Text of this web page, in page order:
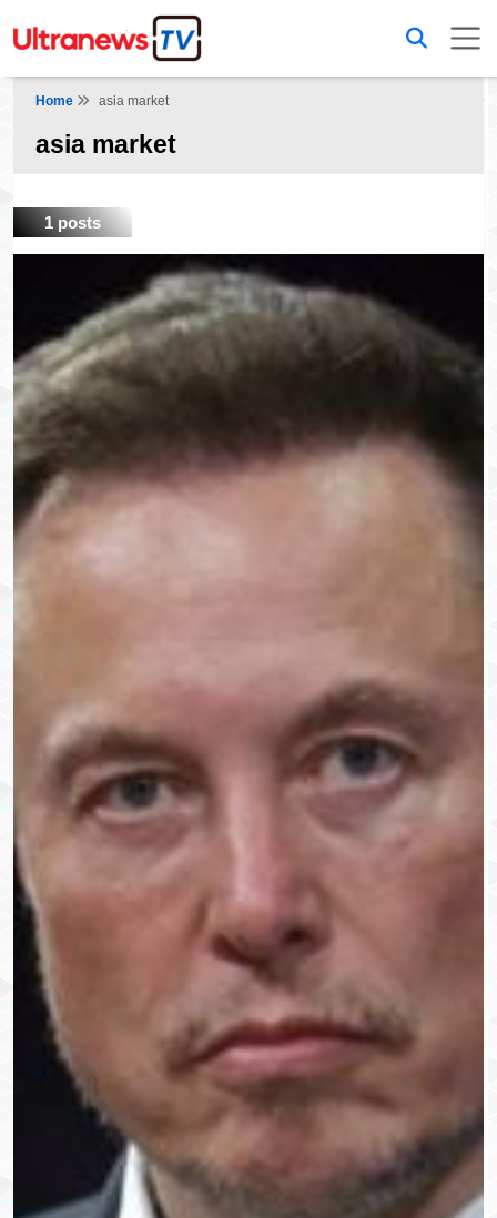
Home asia market
asia market
1 posts